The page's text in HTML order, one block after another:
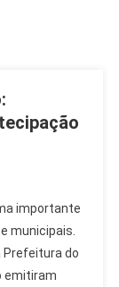
importante
municipais.
Prefeitura do
emitiram